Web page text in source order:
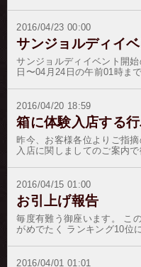
た。それでは、結果発表と
ルウ３位島田 龍一４位綾
真琴７位藤村 歩８位華咲
蓮10位葛城 和哉我妻さん
円を進呈いたします。
2016/04/23 00:00
サンジョルディイ
サンジョルディイベント開
日〜04月24日の午前01時ま
載頂けます様お願い致しま
て、サンジョルディイベン
売上の還元率を＋３０％を
複数の場合は頭割り）実施
付与ポイント：120pt（銀行
注）銀行営業終了後のお振
要部分のみ）を写メで撮影
ご明細書のメールはコチラ
ご不明の場合は、下記ＵＲ
決算はこちらをクリックして
2016/04/20 18:59
昨今、お客様各位よりご指
入店に関しましてのご案内
は注意処分に留まらせて頂
繰り返すようでしたら、そ
し、同業他社との兼業とみ
で、ここにご案内申し上げ
てお客様と同伴でホストク
代からマージンをホストク
ましては、顧客であり雇用
判断し、その点に関しまし
2016/04/15 01:00
お引上げ報告
毎度有難う御座います。 こ
がめでたく ランキング10位
の証として、 【綾瀬 明希
2016/04/01 01:01